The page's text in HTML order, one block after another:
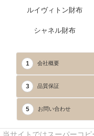
ルイヴィトン財布
シャネル財布
1 会社概要
3 品質保証
5 お問い合わせ
当サイトではスーパーコ